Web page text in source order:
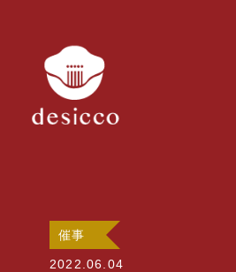
催事
2022.06.04